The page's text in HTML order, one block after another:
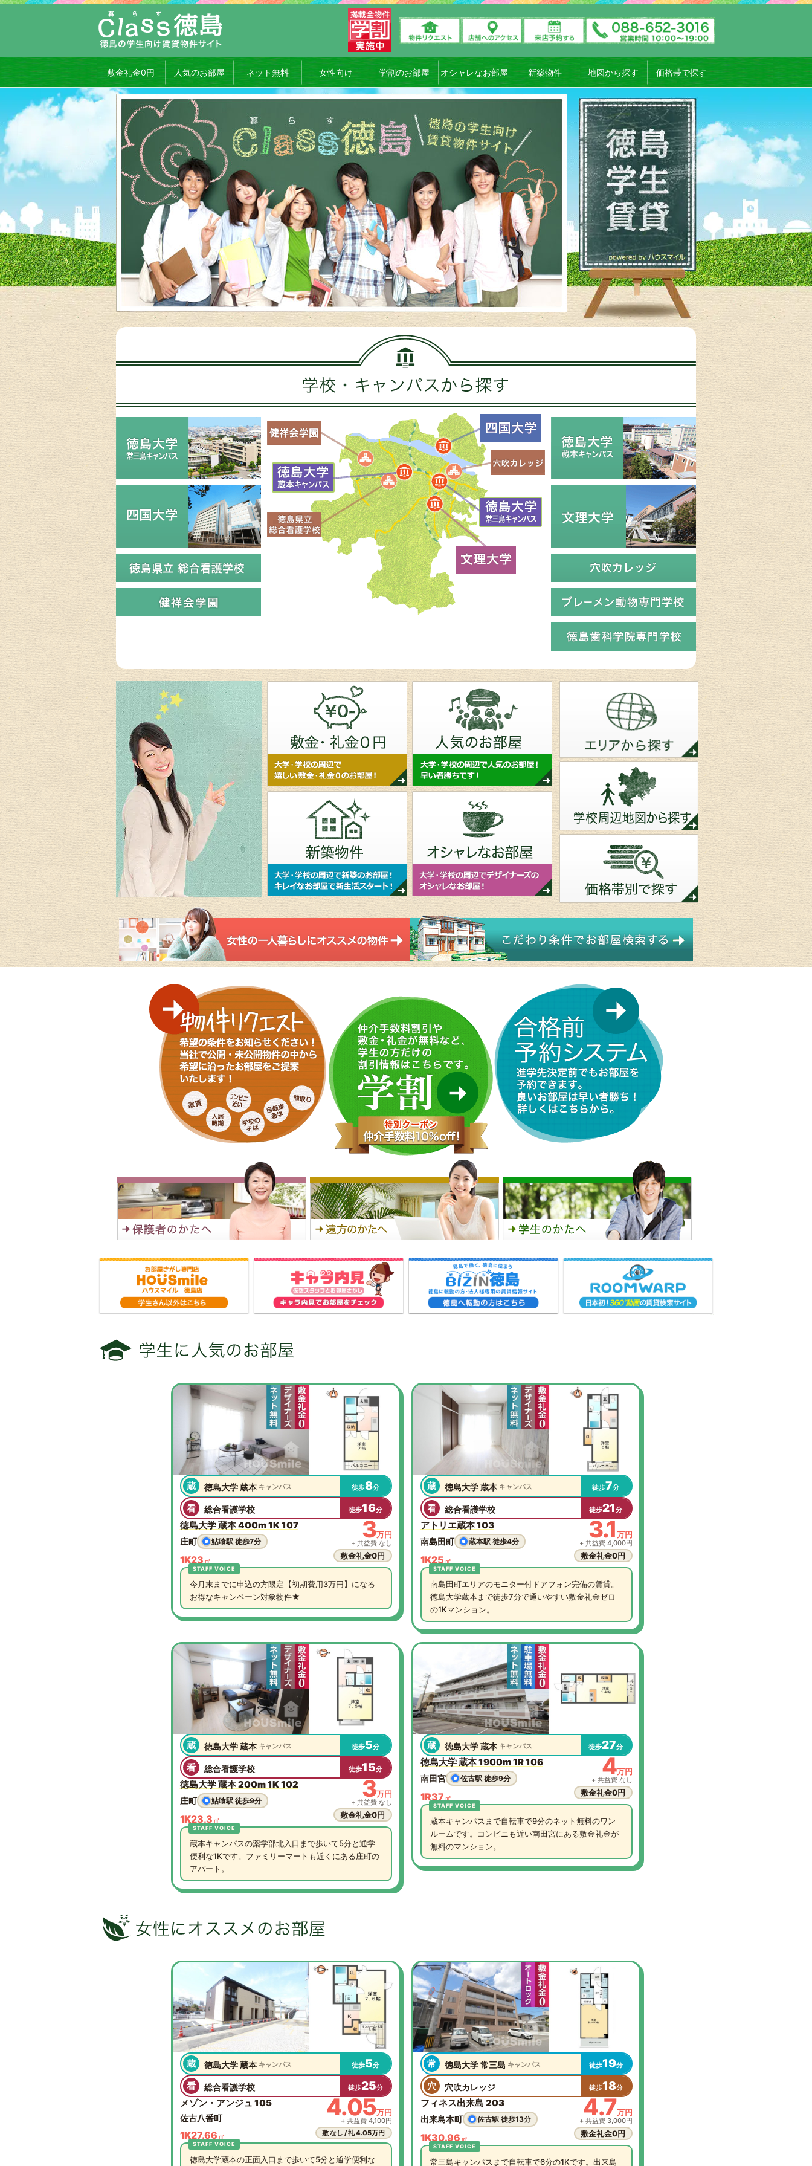
敷金礼金0円 人気のお部屋 ネット無料 女性向け 学割のお部屋 オシャレなお部屋 新築物件 地図から探す 価格帯で探す
蔵 徳島大学 蔵本 キャンパス 徒歩8分
看 総合看護学校 徒歩16分
徳島大学 蔵本 400m 1K 107
庄町 鮎喰駅 徒歩7分
1K23 ㎡
3万円
+ 共益費 なし
敷金礼金0円
今月末までに申込の方限定【初期費用3万円】になる
お得なキャンペーン対象物件★
蔵 徳島大学 蔵本 キャンパス 徒歩7分
看 総合看護学校 徒歩21分
アトリエ蔵本 103
南島田町 蔵本駅 徒歩4分
1K25 ㎡
3.1万円
+ 共益費 4,000円
敷金礼金0円
南島田町エリアのモニター付ドアフォン完備の賃貸。
徳島大学蔵本まで徒歩7分で通いやすい敷金礼金ゼロ
の1Kマンション。
蔵 徳島大学 蔵本 キャンパス 徒歩5分
看 総合看護学校 徒歩15分
徳島大学 蔵本 200m 1K 102
庄町 鮎喰駅 徒歩9分
1K23.3 ㎡
3万円
+ 共益費 なし
敷金礼金0円
蔵本キャンパスの薬学部北入口まで歩いて5分と通学
便利な1Kです。ファミリーマートも近くにある庄町の
アパート。
蔵 徳島大学 蔵本 キャンパス 徒歩27分
徳島大学 蔵本 1900m 1R 106
南田宮 佐古駅 徒歩9分
1R37 ㎡
4万円
+ 共益費 なし
敷金礼金0円
蔵本キャンパスまで自転車で9分のネット無料のワン
ルームです。コンビニも近い南田宮にある敷金礼金が
無料のマンション。
蔵 徳島大学 蔵本 キャンパス 徒歩5分
看 総合看護学校 徒歩25分
メゾン・アンジュ 105
佐古八番町
1K27.66 ㎡
4.05万円
+ 共益費 4,100円
敷 なし / 礼 4.05万円
徳島大学蔵本の正面入口まで歩いて5分と通学便利な
常 徳島大学 常三島 キャンパス 徒歩19分
穴 穴吹カレッジ 徒歩18分
フィネス出来島 203
出来島本町 佐古駅 徒歩13分
1K30.96 ㎡
4.7万円
+ 共益費 3,000円
敷金礼金0円
常三島キャンパスまで自転車で6分の1Kです。出来島